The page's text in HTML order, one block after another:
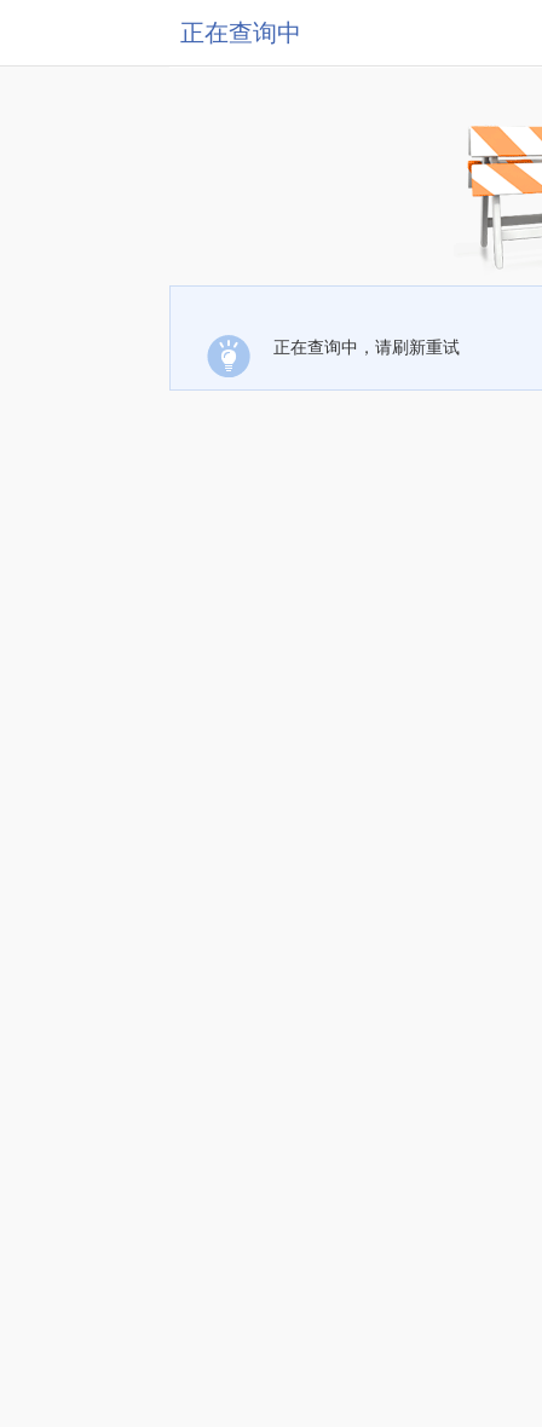
正在查询中
正在查询中，请刷新重试